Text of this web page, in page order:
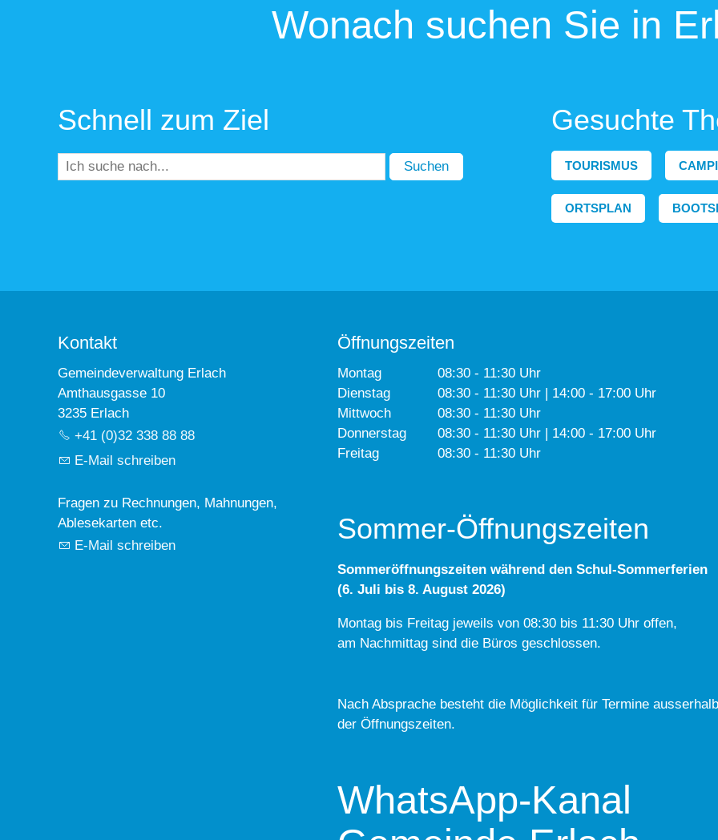
Wonach suchen Sie in
Schnell zum Ziel
Suchen
Gesuchte
TOURISMUS
ORTSPLAN
Kontakt
Gemeindeverwaltung Erlach
Amthausgasse 10
3235 Erlach
+41 (0)32 338 88 88
E-Mail schreiben
Fragen zu Rechnungen, Mahnungen,
Ablesekarten etc.
E-Mail schreiben
Öffnungszeiten
Montag
Dienstag
Mittwoch
Donnerstag
Freitag
08:30 - 11:30 Uhr
08:30 - 11:30 Uhr | 14:00 - 17:00 Uhr
08:30 - 11:30 Uhr
08:30 - 11:30 Uhr | 14:00 - 17:00 Uhr
08:30 - 11:30 Uhr
Sommer-Öffnungszeiten
Sommeröffnungszeiten während den Schul-Sommerferien
(6. Juli bis 8. August 2026)
Montag bis Freitag jeweils von 08:30 bis 11:30 Uhr offen,
am Nachmittag sind die Büros geschlossen.
Nach Absprache besteht die Möglichkeit für Termine ausserhalb
der Öffnungszeiten.
WhatsApp-Kanal